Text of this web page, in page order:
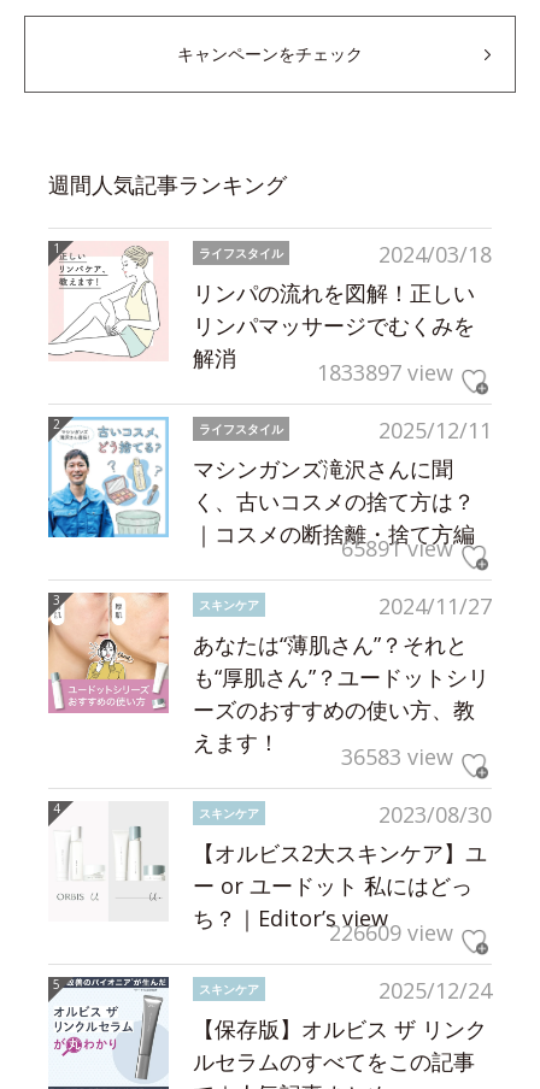
キャンペーンをチェック
週間人気記事ランキング
2024/03/18
ライフスタイル
リンパの流れを図解！正しい
リンパマッサージでむくみを
解消
1833897 view
2025/12/11
ライフスタイル
マシンガンズ滝沢さんに聞
く、古いコスメの捨て方は？
｜コスメの断捨離・捨て方編
65891 view
2024/11/27
スキンケア
あなたは“薄肌さん”？それと
も“厚肌さん”？ユードットシリ
ーズのおすすめの使い方、教
えます！
36583 view
2023/08/30
スキンケア
【オルビス2大スキンケア】ユ
ー or ユードット 私にはどっ
ち？｜Editor’s view226609 view
2025/12/24
スキンケア
【保存版】オルビス ザ リンク
ルセラムのすべてをこの記事